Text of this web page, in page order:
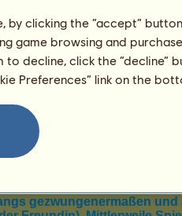
by clicking the “accept”
game browsing and
to decline, click the “decline”
Preferences” link on the